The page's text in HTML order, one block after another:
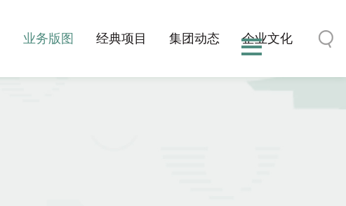
业务版图 经典项目 集团动态 企业文化